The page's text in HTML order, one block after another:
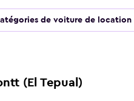
de voiture de location
(El Tepual)